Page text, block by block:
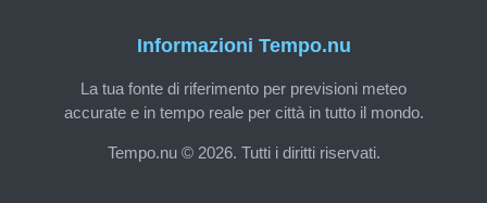
Informazioni Tempo.nu
La tua fonte di riferimento per previsioni meteo
accurate e in tempo reale per città in tutto il mondo.
Tempo.nu © 2026. Tutti i diritti riservati.